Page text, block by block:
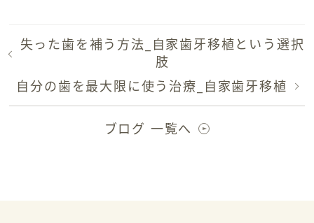
失った歯を補う方法_自家歯牙移植という選択
肢
自分の歯を最大限に使う治療_自家歯牙移植
ブログ 一覧へ